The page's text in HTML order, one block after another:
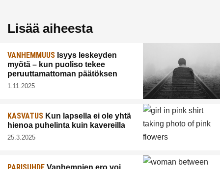
Lisää aiheesta
VANHEMMUUS Isyys leskeyden
myötä – kun puoliso tekee
peruuttamattoman päätöksen
1.11.2025
KASVATUS Kun lapsella ei ole yhtä
hienoa puhelinta kuin kavereilla
25.3.2025